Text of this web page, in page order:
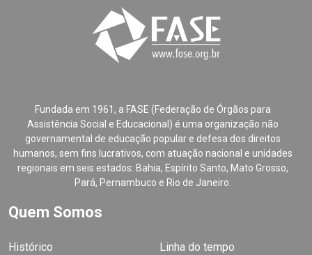
Fundada em 1961, a FASE (Federação de Órgãos para
Assistência Social e Educacional) é uma organização não
governamental de educação popular e defesa dos direitos
humanos, sem fins lucrativos, com atuação nacional e unidades
regionais em seis estados: Bahia, Espírito Santo, Mato Grosso,
Pará, Pernambuco e Rio de Janeiro.
Quem Somos
Histórico
Linha do tempo